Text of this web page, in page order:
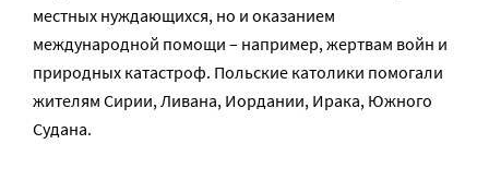
местных нуждающихся, но и оказанием
международной помощи – например, жертвам войн и
природных катастроф. Польские католики помогали
жителям Сирии, Ливана, Иордании, Ирака, Южного
Судана.